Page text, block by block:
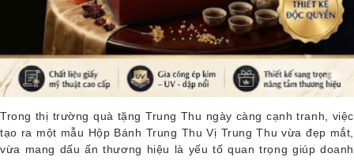
Trong thị trường quà tặng Trung Thu ngày càng cạnh tranh, việc
tạo ra một mẫu Hộp Bánh Trung Thu Vị Trung Thu vừa đẹp mắt,
vừa mang dấu ấn thương hiệu là yếu tố quan trọng giúp doanh